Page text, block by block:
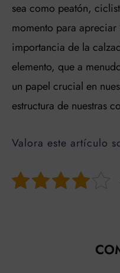
sea como peatón,
momento para
importancia de la
elemento, que a
un papel crucial en
estructura de nuestras
Valora este artículo